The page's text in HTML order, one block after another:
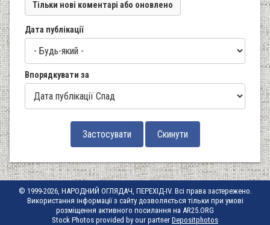
Тільки нові коментарі або оновлено
Дата публікації
Впорядкувати за
© 1999-2026, НАРОДНИЙ ОГЛЯДАЧ, ПЕРЕХІД-IV. Всі права застережено.
Використання інформації з сайту дозволяється тільки при умові
розміщення активного посилання на AR25.ORG
Stock Photos provided by our partner Depositphotos